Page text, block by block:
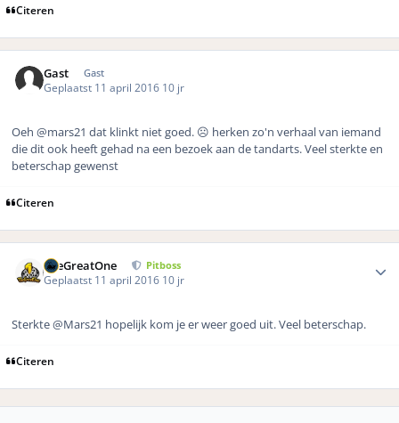
Citeren
Gast Gast
Geplaatst 11 april 2016 10 jr
Oeh @mars21 dat klinkt niet goed. ☹️ herken zo'n verhaal van iemand
die dit ook heeft gehad na een bezoek aan de tandarts. Veel sterkte en
beterschap gewenst
Citeren
TheGreatOne Pitboss
Geplaatst 11 april 2016 10 jr
Sterkte @Mars21 hopelijk kom je er weer goed uit. Veel beterschap.
Citeren